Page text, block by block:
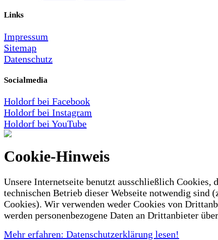
Links
Impressum
Sitemap
Datenschutz
Socialmedia
Holdorf bei Facebook
Holdorf bei Instagram
Holdorf bei YouTube
Cookie-Hinweis
Unsere Internetseite benutzt ausschließlich Cookies,
technischen Betrieb dieser Webseite notwendig sind
Cookies). Wir verwenden weder Cookies von
werden personenbezogene Daten an Drittanbieter
Mehr erfahren: Datenschutzerklärung lesen!